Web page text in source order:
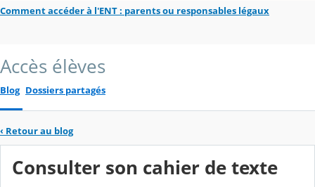
Comment accéder à l'ENT : parents ou responsables légaux
Accès élèves
Blog Dossiers partagés
‹ Retour au blog
Consulter son cahier de texte